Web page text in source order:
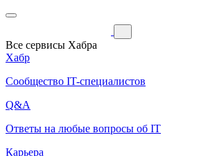
Все сервисы Хабра
Хабр
Сообщество IT-специалистов
Q&A
Ответы на любые вопросы об IT
Карьера